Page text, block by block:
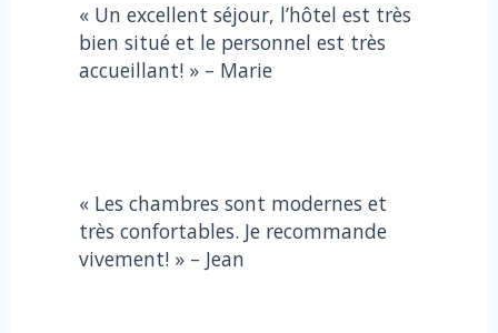
« Un excellent séjour, l’hôtel est très
bien situé et le personnel est très
accueillant! » – Marie
« Les chambres sont modernes et
très confortables. Je recommande
vivement! » – Jean